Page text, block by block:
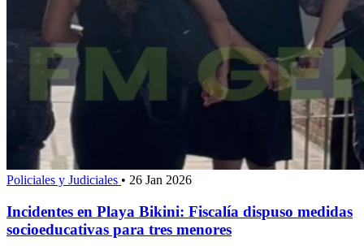
Policiales y Judiciales • 26 Jan 2026
Incidentes en Playa Bikini: Fiscalía dispuso medidas
socioeducativas para tres menores